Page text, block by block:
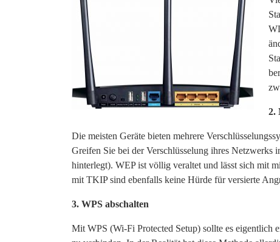
2.
Die meisten Geräte bieten mehrere
Greifen Sie bei der Verschlüsselung ihres
hinterlegt). WEP ist völlig veraltet und lässt sich mit
mit TKIP sind ebenfalls keine Hürde für versierte
3. WPS abschalten
Mit WPS (Wi-Fi Protected Setup) sollte es eigentlich